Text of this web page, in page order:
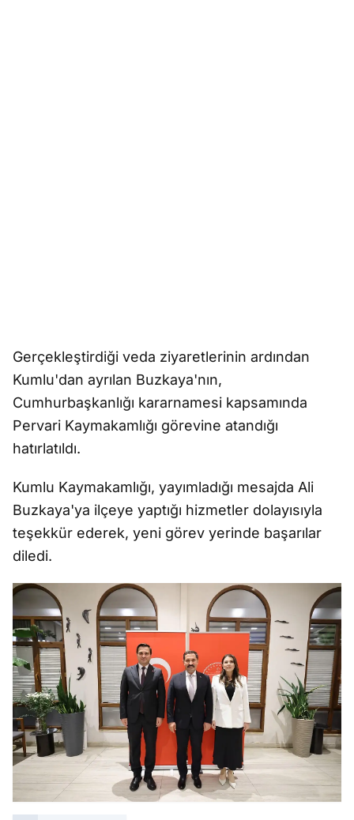
Gerçekleştirdiği veda ziyaretlerinin ardından
Kumlu'dan ayrılan Buzkaya'nın,
Cumhurbaşkanlığı kararnamesi kapsamında
Pervari Kaymakamlığı görevine atandığı
hatırlatıldı.
Kumlu Kaymakamlığı, yayımladığı mesajda Ali
Buzkaya'ya ilçeye yaptığı hizmetler dolayısıyla
teşekkür ederek, yeni görev yerinde başarılar
diledi.